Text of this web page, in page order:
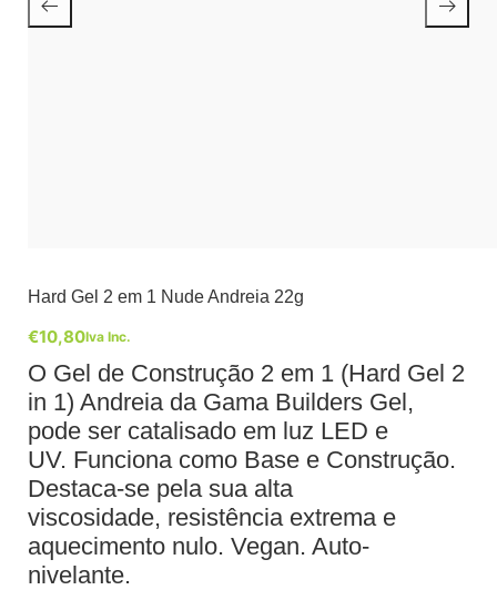
Hard Gel 2 em 1 Nude Andreia 22g
€10,80Iva Inc.
O Gel de Construção 2 em 1 (Hard Gel 2
in 1) Andreia da Gama Builders Gel,
pode ser catalisado em luz LED e
UV. Funciona como Base e Construção.
Destaca-se pela sua alta
viscosidade, resistência extrema e
aquecimento nulo. Vegan. Auto-
nivelante.